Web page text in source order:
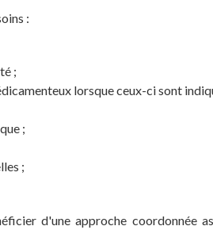
:
;
lorsque ceux-ci sont
;
;
d'une approche coordonnée